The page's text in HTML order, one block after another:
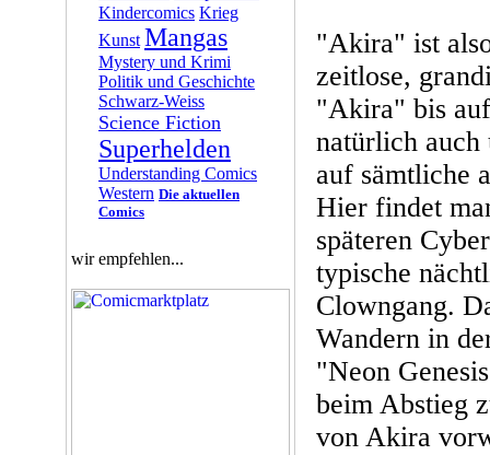
Kindercomics Krieg
Kunst Mangas
Mystery und Krimi
Politik und Geschichte
Schwarz-Weiss
Science Fiction
Superhelden
Understanding Comics
Western Die aktuellen
Comics
wir empfehlen...
"Akira" ist
zeitlose,
"Akira" bis
natürlich
auf sämtliche
Hier findet
späteren
typische
Clowngang.
Wandern in
"Neon
beim Abstieg
von Akira